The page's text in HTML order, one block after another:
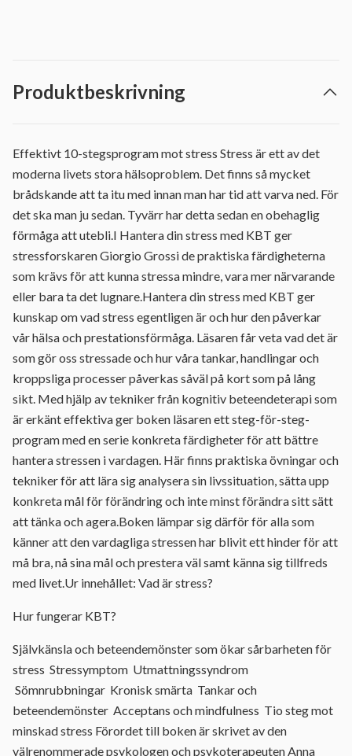
Produktbeskrivning
Effektivt 10-stegsprogram mot stress Stress är ett av det
moderna livets stora hälsoproblem. Det finns så mycket
brådskande att ta itu med innan man har tid att varva ned. För
det ska man ju sedan. Tyvärr har detta sedan en obehaglig
förmåga att utebli.I Hantera din stress med KBT ger
stressforskaren Giorgio Grossi de praktiska färdigheterna
som krävs för att kunna stressa mindre, vara mer närvarande
eller bara ta det lugnare.Hantera din stress med KBT ger
kunskap om vad stress egentligen är och hur den påverkar
vår hälsa och prestationsförmåga. Läsaren får veta vad det är
som gör oss stressade och hur våra tankar, handlingar och
kroppsliga processer påverkas såväl på kort som på lång
sikt. Med hjälp av tekniker från kognitiv beteendeterapi som
är erkänt effektiva ger boken läsaren ett steg-för-steg-
program med en serie konkreta färdigheter för att bättre
hantera stressen i vardagen. Här finns praktiska övningar och
tekniker för att lära sig analysera sin livssituation, sätta upp
konkreta mål för förändring och inte minst förändra sitt sätt
att tänka och agera.Boken lämpar sig därför för alla som
känner att den vardagliga stressen har blivit ett hinder för att
må bra, nå sina mål och prestera väl samt känna sig tillfreds
med livet.Ur innehållet: Vad är stress?
Hur fungerar KBT?
Självkänsla och beteendemönster som ökar sårbarheten för
stress Stressymptom Utmattningssyndrom
Sömnrubbningar Kronisk smärta Tankar och
beteendemönster Acceptans och mindfulness Tio steg mot
minskad stress Förordet till boken är skrivet av den
välrenommerade psykologen och psykoterapeuten Anna